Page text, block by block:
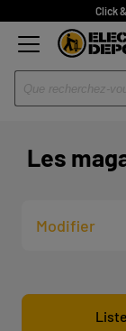
Click
Les
Modifier
Liste